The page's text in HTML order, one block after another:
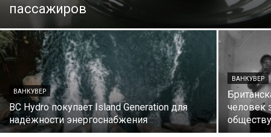
пассажиров
ВАНКУВЕР
BC Hydro покупает Island Generation для
надёжности энергоснабжения
ВАНКУВЕР
человек